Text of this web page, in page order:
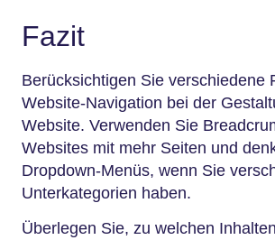
Fazit
Berücksichtigen Sie verschiedene
Website-Navigation bei der
Website. Verwenden Sie
Websites mit mehr Seiten und
Dropdown-Menüs, wenn Sie
Unterkategorien haben.
Überlegen Sie, zu welchen